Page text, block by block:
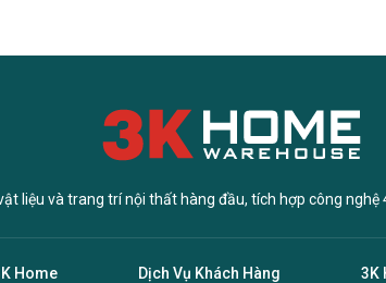
liệu và trang trí nội thất hàng đầu, tích hợp công
Home Dịch Vụ Khách Hàng 3K